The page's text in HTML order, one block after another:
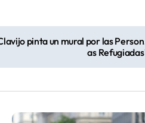
pinta un mural por las Person
as Refugiadas